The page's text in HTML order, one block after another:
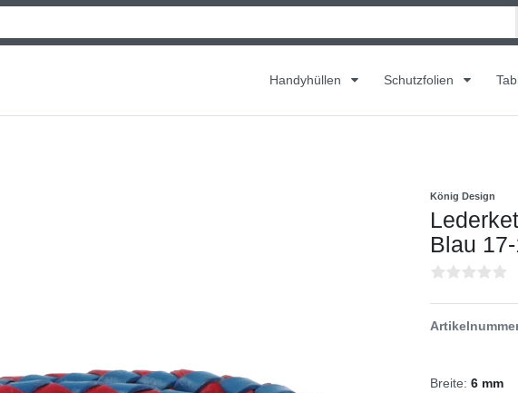
Handyhüllen Schutzfolien
König Design
Blau
Breite: 6 mm